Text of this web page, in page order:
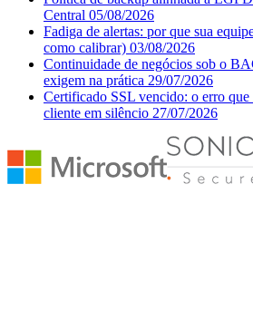
Central 05/08/2026
Fadiga de alertas: por que sua
como calibrar) 03/08/2026
Continuidade de negócios sob o
exigem na prática 29/07/2026
Certificado SSL vencido: o erro
cliente em silêncio 27/07/2026